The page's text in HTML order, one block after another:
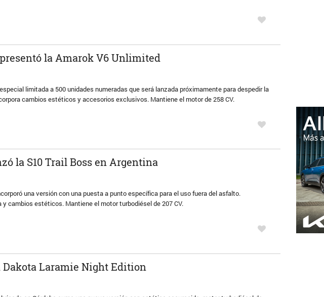
la Amarok V6 Unlimited
limitada a 500 unidades numeradas que será lanzada próximamente para despedir la
cambios estéticos y accesorios exclusivos. Mantiene el motor de 258 CV.
la S10 Trail Boss en Argentina
una versión con una puesta a punto específica para el uso fuera del asfalto.
cambios estéticos. Mantiene el motor turbodiésel de 207 CV.
Dakota Laramie Night Edition